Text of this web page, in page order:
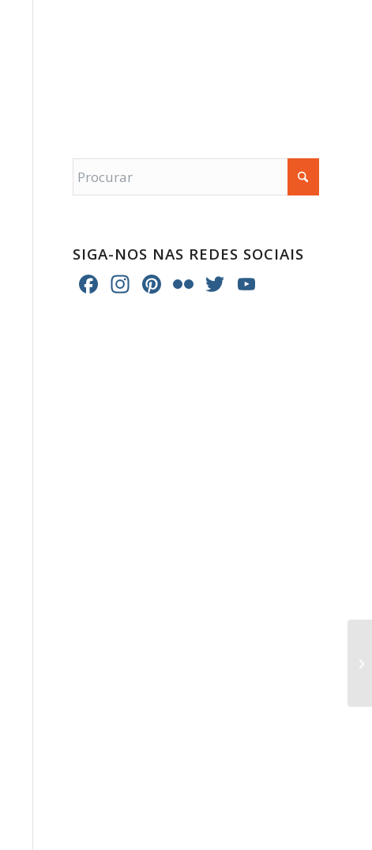
SIGA-NOS NAS REDES SOCIAIS
Facebook
Instagram
Pinterest
FlickrTwitter